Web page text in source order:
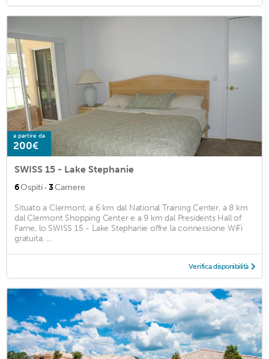
a partire da
200€
SWISS 15 - Lake Stephanie
6Ospiti · 3Camere
Situato a Clermont, a 6 km dal National Training Center, a 8 km
dal Clermont Shopping Center e a 9 km dal Presidents Hall of
Fame, lo SWISS 15 - Lake Stephanie offre la connessione WiFi
gratuita. ...
Verifica disponibilità